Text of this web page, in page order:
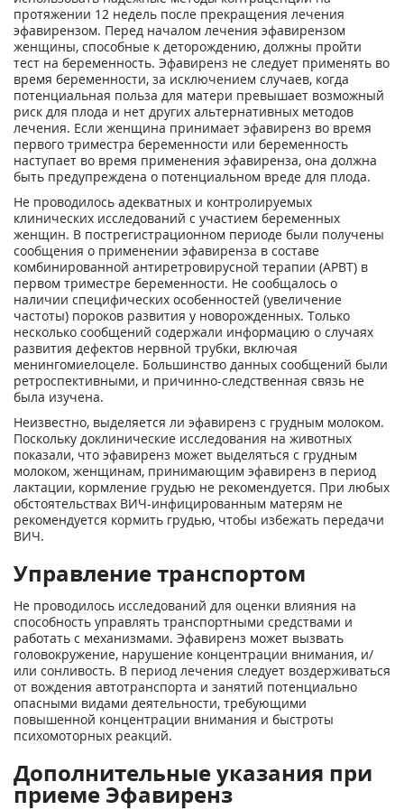
протяжении 12 недель после прекращения лечения
эфавирензом. Перед началом лечения эфавирензом
женщины, способные к деторождению, должны пройти
тест на беременность. Эфавиренз не следует применять во
время беременности, за исключением случаев, когда
потенциальная польза для матери превышает возможный
риск для плода и нет других альтернативных методов
лечения. Если женщина принимает эфавиренз во время
первого триместра беременности или беременность
наступает во время применения эфавиренза, она должна
быть предупреждена о потенциальном вреде для плода.
Не проводилось адекватных и контролируемых
клинических исследований с участием беременных
женщин. В пострегистрационном периоде были получены
сообщения о применении эфавиренза в составе
комбинированной антиретровирусной терапии (АРВТ) в
первом триместре беременности. Не сообщалось о
наличии специфических особенностей (увеличение
частоты) пороков развития у новорожденных. Только
несколько сообщений содержали информацию о случаях
развития дефектов нервной трубки, включая
менингомиелоцеле. Большинство данных сообщений были
ретроспективными, и причинно-следственная связь не
была изучена.
Неизвестно, выделяется ли эфавиренз с грудным молоком.
Поскольку доклинические исследования на животных
показали, что эфавиренз может выделяться с грудным
молоком, женщинам, принимающим эфавиренз в период
лактации, кормление грудью не рекомендуется. При любых
обстоятельствах ВИЧ-инфицированным матерям не
рекомендуется кормить грудью, чтобы избежать передачи
ВИЧ.
Управление транспортом
Не проводилось исследований для оценки влияния на
способность управлять транспортными средствами и
работать с механизмами. Эфавиренз может вызвать
головокружение, нарушение концентрации внимания, и/
или сонливость. В период лечения следует воздерживаться
от вождения автотранспорта и занятий потенциально
опасными видами деятельности, требующими
повышенной концентрации внимания и быстроты
психомоторных реакций.
Дополнительные указания при
приеме Эфавиренз